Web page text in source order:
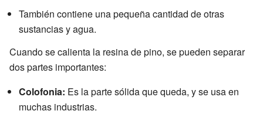
También contiene una pequeña cantidad de otras
sustancias y agua.
Cuando se calienta la resina de pino, se pueden separar
dos partes importantes:
Colofonia: Es la parte sólida que queda, y se usa en
muchas industrias.